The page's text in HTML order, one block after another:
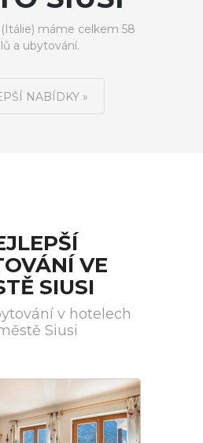
máme celkem 58
a ubytování.
NABÍDKY »
VE
SIUSI
v hotelech
Siusi